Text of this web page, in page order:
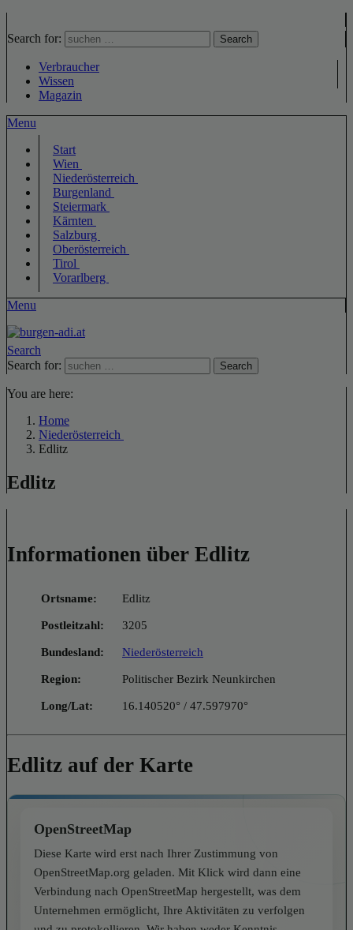
Search for: Search
Verbraucher
Wissen
Magazin
Menu
Start
Wien
Niederösterreich
Burgenland
Steiermark
Kärnten
Salzburg
Oberösterreich
Tirol
Vorarlberg
Menu
Search
Search for:
Search
You are here:
Home
Niederösterreich
Edlitz
Edlitz
Informationen über Edlitz
Ortsname: Edlitz
Postleitzahl: 3205
Bundesland: Niederösterreich
Region: Politischer Bezirk Neunkirchen
Long/Lat: 16.140520° / 47.597970°
Edlitz auf der Karte
OpenStreetMap
Diese Karte wird erst nach Ihrer Zustimmung von
OpenStreetMap.org geladen. Mit Klick wird dann eine
Verbindung nach OpenStreetMap hergestellt, was dem
Unternehmen ermöglicht, Ihre Aktivitäten zu verfolgen